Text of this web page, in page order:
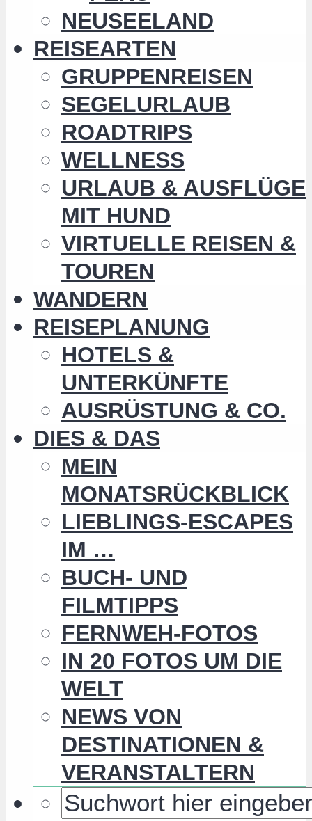
NEUSEELAND
REISEARTEN
GRUPPENREISEN
SEGELURLAUB
ROADTRIPS
WELLNESS
URLAUB & AUSFLÜGE
MIT HUND
VIRTUELLE REISEN &
TOUREN
WANDERN
REISEPLANUNG
HOTELS &
UNTERKÜNFTE
AUSRÜSTUNG & CO.
DIES & DAS
MEIN
MONATSRÜCKBLICK
LIEBLINGS-ESCAPES
IM …
BUCH- UND
FILMTIPPS
FERNWEH-FOTOS
IN 20 FOTOS UM DIE
WELT
NEWS VON
DESTINATIONEN &
VERANSTALTERN